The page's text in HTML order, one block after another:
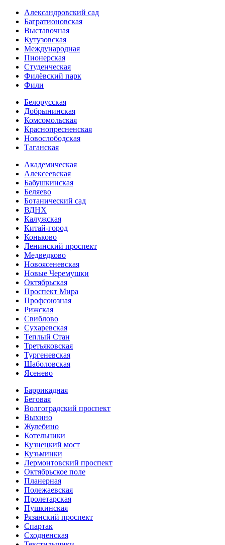
Александ­ровский сад
Багратионовская
Выставочная
Кутузовская
Международная
Пионерская
Студенческая
Филёвский парк
Фили
Белорусская
Добрынинская
Комсо­мольская
Краснопресненская
Новослободская
Таганская
Академическая
Алексеевская
Бабушкинская
Беляево
Ботанический сад
ВДНХ
Калужская
Китай-город
Коньково
Ленинский проспект
Медведково
Новоясе­невская
Новые Черемушки
Октябрьская
Проспект Мира
Профсоюзная
Рижская
Свиблово
Сухаревская
Теплый Стан
Третьяковская
Тургеневская
Шаболовская
Ясенево
Баррикадная
Беговая
Волгоградский проспект
Выхино
Жулебино
Котельники
Кузнецкий мост
Кузьминки
Лермонтовский проспект
Октябрьское поле
Планерная
Полежаевская
Пролетарская
Пушкинская
Рязанский проспект
Спартак
Сходненская